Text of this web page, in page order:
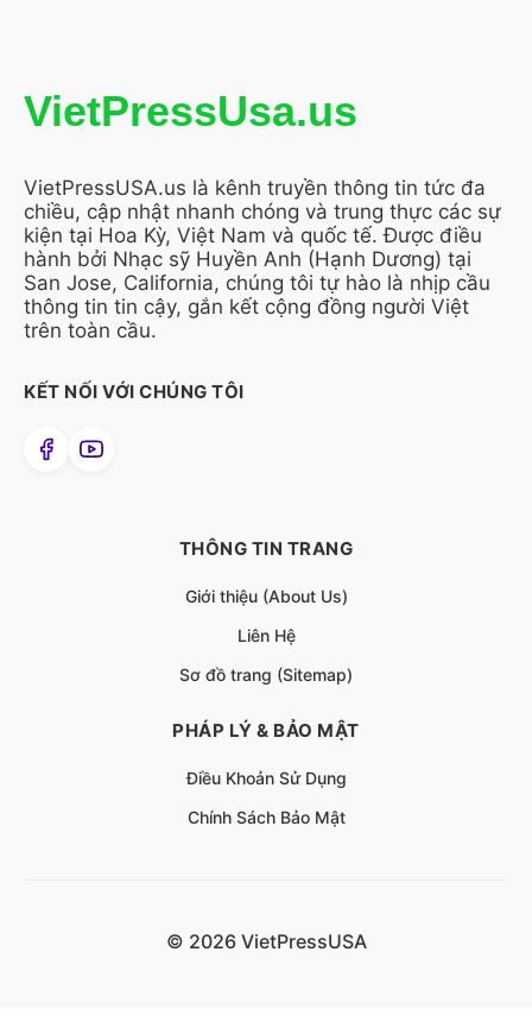
VietPressUsa.us
VietPressUSA.us là kênh truyền thông tin tức đa
chiều, cập nhật nhanh chóng và trung thực các sự
kiện tại Hoa Kỳ, Việt Nam và quốc tế. Được điều
hành bởi Nhạc sỹ Huyền Anh (Hạnh Dương) tại
San Jose, California, chúng tôi tự hào là nhịp cầu
thông tin tin cậy, gắn kết cộng đồng người Việt
trên toàn cầu.
KẾT NỐI VỚI CHÚNG TÔI
THÔNG TIN TRANG
Giới thiệu (About Us)
Liên Hệ
Sơ đồ trang (Sitemap)
PHÁP LÝ & BẢO MẬT
Điều Khoản Sử Dụng
Chính Sách Bảo Mật
© 2026 VietPressUSA